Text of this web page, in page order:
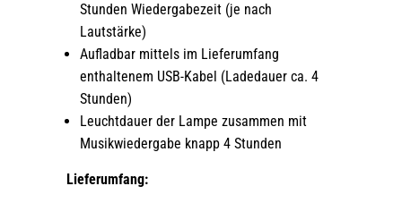
Stunden Wiedergabezeit (je nach
Lautstärke)
Aufladbar mittels im Lieferumfang
enthaltenem USB-Kabel (Ladedauer ca. 4
Stunden)
Leuchtdauer der Lampe zusammen mit
Musikwiedergabe knapp 4 Stunden
Lieferumfang: